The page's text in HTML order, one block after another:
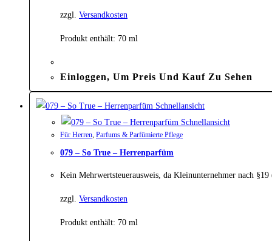
zzgl. Versandkosten
Produkt enthält: 70 ml
Einloggen, Um Preis Und Kauf Zu Sehen
Schnellansicht
Schnellansicht
Für Herren Parfums & Parfümierte Pflege
079 – So True – Herrenparfüm
Kein Mehrwertsteuerausweis, da Kleinunternehmer nach
zzgl. Versandkosten
Produkt enthält: 70 ml